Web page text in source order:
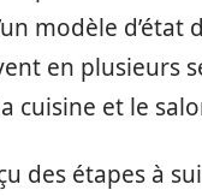
modèle d’état
en plusieurs
cuisine et le
des étapes à